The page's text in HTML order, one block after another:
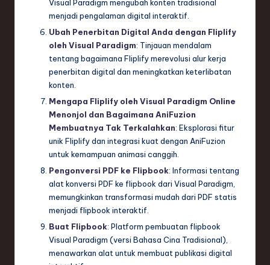
Visual Paradigm mengubah konten tradisional
menjadi pengalaman digital interaktif.
Ubah Penerbitan Digital Anda dengan Fliplify
oleh Visual Paradigm: Tinjauan mendalam
tentang bagaimana Fliplify merevolusi alur kerja
penerbitan digital dan meningkatkan keterlibatan
konten.
Mengapa Fliplify oleh Visual Paradigm Online
Menonjol dan Bagaimana AniFuzion
Membuatnya Tak Terkalahkan: Eksplorasi fitur
unik Fliplify dan integrasi kuat dengan AniFuzion
untuk kemampuan animasi canggih.
Pengonversi PDF ke Flipbook: Informasi tentang
alat konversi PDF ke flipbook dari Visual Paradigm,
memungkinkan transformasi mudah dari PDF statis
menjadi flipbook interaktif.
Buat Flipbook: Platform pembuatan flipbook
Visual Paradigm (versi Bahasa Cina Tradisional),
menawarkan alat untuk membuat publikasi digital